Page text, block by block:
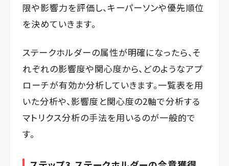
限や影響力を評価し、キーパーソンや優先順位
を決めていきます。
ステークホルダーの属性が明確になったら、そ
れぞれの影響度や関心度から、どのようなアプ
ローチが有効か分析していきます。一覧表を用
いた分析や、影響度と関心度の2軸で分析する
マトリクス分析の手法を用いるのが一般的で
す。